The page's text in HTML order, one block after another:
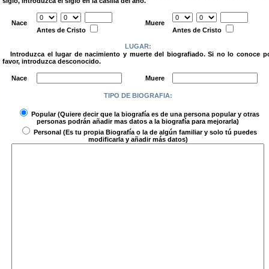
Nace
Antes de Cristo
Muere
Antes de Cristo
LUGAR:
Introduzca el lugar de nacimiento y muerte del biografiado. Si no lo conoce
favor, introduzca desconocido.
Nace
Muere
TIPO DE BIOGRAFIA:
Popular(Quiere decir que la biografía es de una persona popular y otras
personas podrán añadir mas datos a la biografía para mejorarla)
Personal(Es tu propia Biografía o la de algún familiar y solo tú puedes
modificarla y añadir más datos)